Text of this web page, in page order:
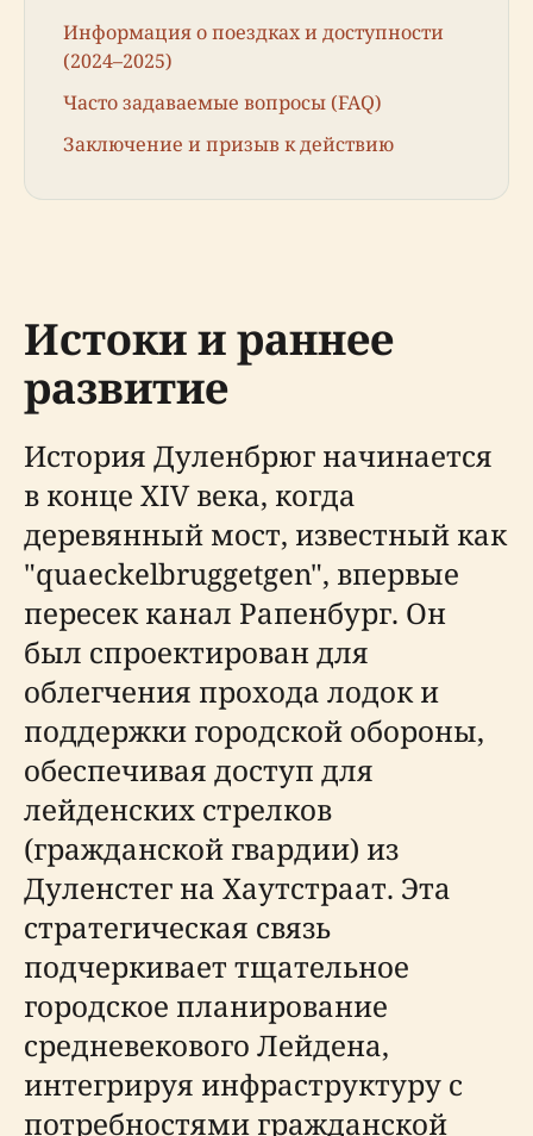
Информация о поездках и доступности
(2024–2025)
Часто задаваемые вопросы (FAQ)
Заключение и призыв к действию
Истоки и раннее
развитие
История Дуленбрюг начинается
в конце XIV века, когда
деревянный мост, известный как
"quaeckelbruggetgen", впервые
пересек канал Рапенбург. Он
был спроектирован для
облегчения прохода лодок и
поддержки городской обороны,
обеспечивая доступ для
лейденских стрелков
(гражданской гвардии) из
Дуленстег на Хаутстраат. Эта
стратегическая связь
подчеркивает тщательное
городское планирование
средневекового Лейдена,
интегрируя инфраструктуру с
потребностями гражданской